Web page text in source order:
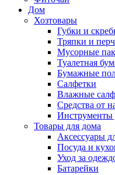
Дом
Хозтовары
Губки и
Тряпки и
Мусорные
Туалетная
Бумажные
Салфетки
Влажные
Средства от
Инструменты
Товары для дома
Аксессуары
Посуда и
Уход за
Батарейки